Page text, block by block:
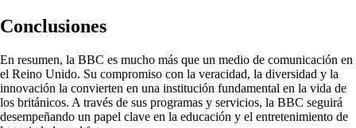
Conclusiones
En resumen, la BBC es mucho más que un medio de comunicación en
el Reino Unido. Su compromiso con la veracidad, la diversidad y la
innovación la convierten en una institución fundamental en la vida de
los británicos. A través de sus programas y servicios, la BBC seguirá
desempeñando un papel clave en la educación y el entretenimiento de